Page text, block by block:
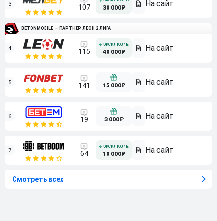
3 107 30 000₽
BETONMOBILE — ПАРТНЕР ЛЕОН 2 ЛИГА
4 115 40 000₽
5 141 15 000₽
6 19 3 000₽
7 64 10 000₽
Смотреть всех